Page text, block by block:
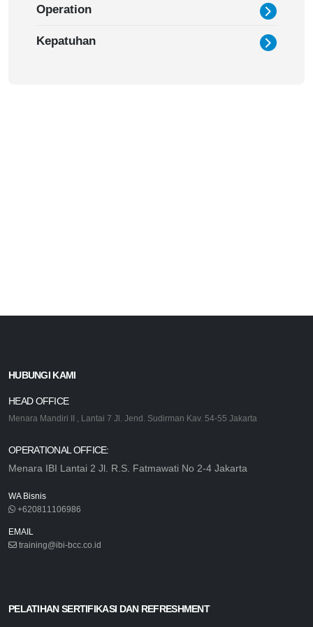
Operation
Kepatuhan
HUBUNGI KAMI
HEAD OFFICE
Menara Mandiri II , Lantai 7 Jl. Jend. Sudirman Kav. 54-55 Jakarta
OPERATIONAL OFFICE:
Menara IBI Lantai 2 Jl. R.S. Fatmawati No 2-4 Jakarta
WA Bisnis
+620811106986
EMAIL
training@ibi-bcc.co.id
PELATIHAN SERTIFIKASI DAN REFRESHMENT